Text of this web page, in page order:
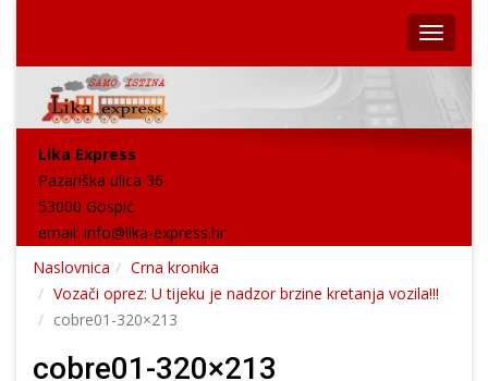
Lika Express
Pazariška ulica 36
53000 Gospić
email: info@lika-express.hr
Naslovnica
Crna kronika
Vozači oprez: U tijeku je nadzor brzine kretanja vozila!!!
cobre01-320×213
cobre01-320×213